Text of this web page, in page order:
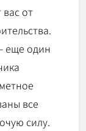
от
еще один
все
силу.